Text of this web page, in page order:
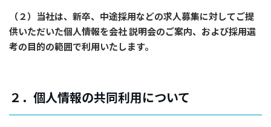
（２）当社は、新卒、中途採用などの求人募集に対してご提
供いただいた個人情報を会社 説明会のご案内、および採用選
考の目的の範囲で利用いたします。
２．個人情報の共同利用について